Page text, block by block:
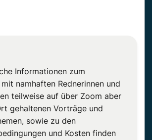
Informationen zum
namhaften Rednerinnen und
teilweise auf über Zoom aber
gehaltenen Vorträge und
sowie zu den
und Kosten finden